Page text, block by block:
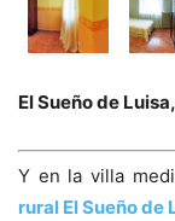
El Sueño de
Y en la villa
rural El Sueño de